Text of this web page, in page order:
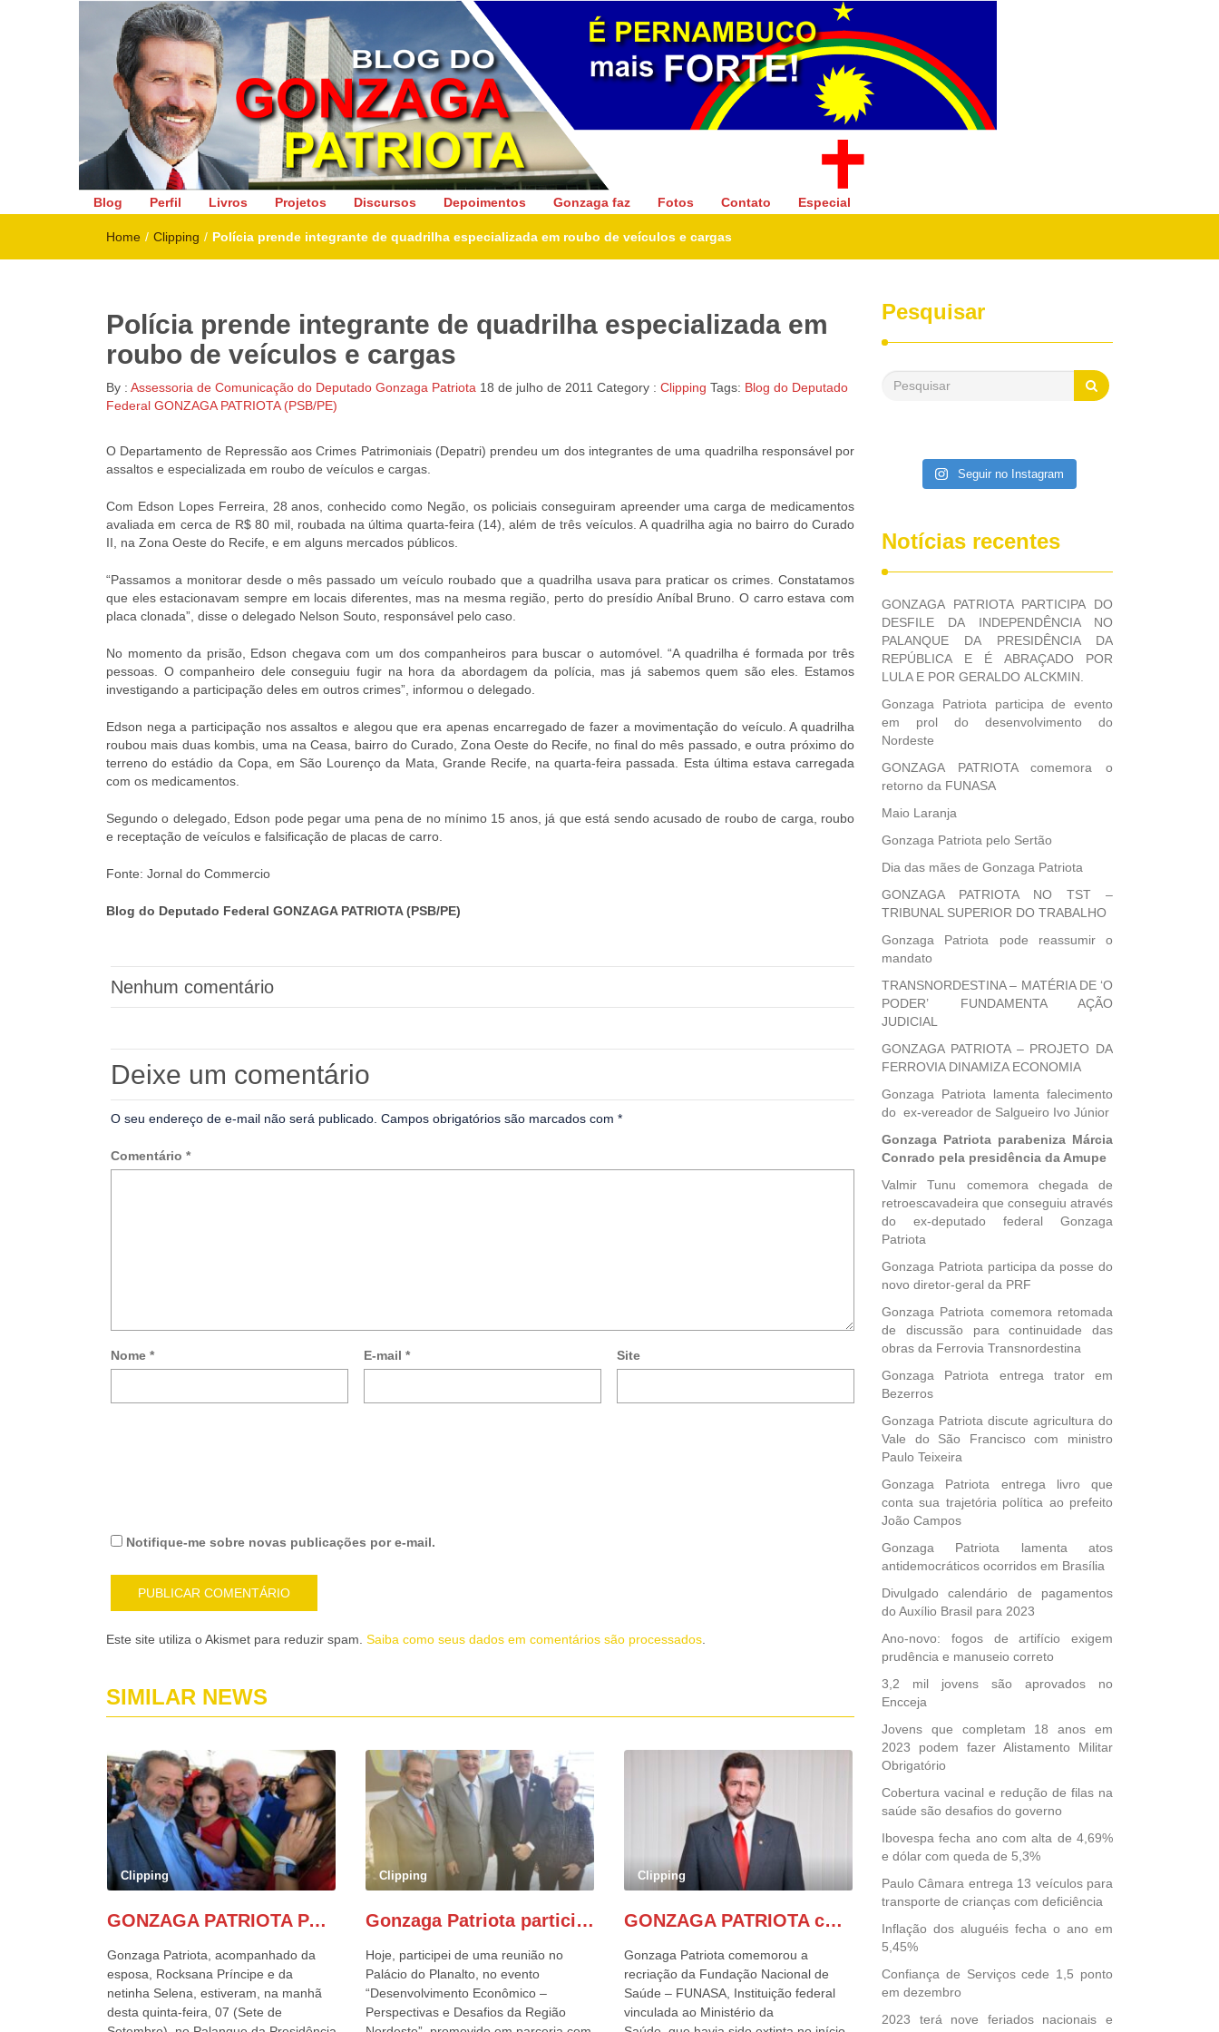
Gonzaga Patriota
Deputado Federal
Blog Perfil Livros Projetos Discursos Depoimentos Gonzaga faz Fotos Contato Especial
Home / Clipping / Polícia prende integrante de quadrilha especializada em roubo de veículos e cargas
Polícia prende integrante de quadrilha especializada em
roubo de veículos e cargas
By : Assessoria de Comunicação do Deputado Gonzaga Patriota 18 de julho de 2011 Category : Clipping Tags: Blog do Deputado
Federal GONZAGA PATRIOTA (PSB/PE)
O Departamento de Repressão aos Crimes Patrimoniais (Depatri) prendeu um dos integrantes de uma quadrilha responsável por
assaltos e especializada em roubo de veículos e cargas.
Com Edson Lopes Ferreira, 28 anos, conhecido como Negão, os policiais conseguiram apreender uma carga de medicamentos
avaliada em cerca de R$ 80 mil, roubada na última quarta-feira (14), além de três veículos. A quadrilha agia no bairro do Curado
II, na Zona Oeste do Recife, e em alguns mercados públicos.
“Passamos a monitorar desde o mês passado um veículo roubado que a quadrilha usava para praticar os crimes. Constatamos
que eles estacionavam sempre em locais diferentes, mas na mesma região, perto do presídio Aníbal Bruno. O carro estava com
placa clonada”, disse o delegado Nelson Souto, responsável pelo caso.
No momento da prisão, Edson chegava com um dos companheiros para buscar o automóvel. “A quadrilha é formada por três
pessoas. O companheiro dele conseguiu fugir na hora da abordagem da polícia, mas já sabemos quem são eles. Estamos
investigando a participação deles em outros crimes”, informou o delegado.
Edson nega a participação nos assaltos e alegou que era apenas encarregado de fazer a movimentação do veículo. A quadrilha
roubou mais duas kombis, uma na Ceasa, bairro do Curado, Zona Oeste do Recife, no final do mês passado, e outra próximo do
terreno do estádio da Copa, em São Lourenço da Mata, Grande Recife, na quarta-feira passada. Esta última estava carregada
com os medicamentos.
Segundo o delegado, Edson pode pegar uma pena de no mínimo 15 anos, já que está sendo acusado de roubo de carga, roubo
e receptação de veículos e falsificação de placas de carro.
Fonte: Jornal do Commercio
Blog do Deputado Federal GONZAGA PATRIOTA (PSB/PE)
Nenhum comentário
Deixe um comentário
O seu endereço de e-mail não será publicado. Campos obrigatórios são marcados com *
Comentário *
Nome * E-mail *
Site
Notifique-
novos
comentários
mail.
Notifique-me sobre novas publicações por e-mail.
Este site utiliza o Akismet para reduzir spam. Saiba como seus dados em comentários são processados
SIMILAR NEWS
Clipping
GONZAGA PATRIOTA PARTICIPA DO DESFILE DA INDEPENDÊNCIA NO PALANQUE DA PRESIDÊNCIA DA REPÚBLICA E É ABRAÇADO POR LULA E POR GERALDO ALCKMIN.
Gonzaga Patriota, acompanhado da
esposa, Rocksana Príncipe e da
netinha Selena, estiveram, na manhã
desta quinta-feira, 07 (Sete de
Clipping
Gonzaga Patriota participa de evento em prol do desenvolvimento do Nordeste
Hoje, participei de uma reunião no
Palácio do Planalto, no evento
“Desenvolvimento Econômico –
Perspectivas e Desafios da Região
Clipping
GONZAGA PATRIOTA comemora o retorno da FUNASA
Gonzaga Patriota comemorou a
recriação da Fundação Nacional de
Saúde – FUNASA, Instituição federal
vinculada ao Ministério da
Pesquisar
Seguir no Instagram
Notícias recentes
GONZAGA PATRIOTA PARTICIPA DO
DESFILE DA INDEPENDÊNCIA NO
PALANQUE DA PRESIDÊNCIA DA
REPÚBLICA E É ABRAÇADO POR
LULA E POR GERALDO ALCKMIN.
Gonzaga Patriota participa de evento
em prol do desenvolvimento do
Nordeste
GONZAGA PATRIOTA comemora o
retorno da FUNASA
Maio Laranja
Gonzaga Patriota pelo Sertão
Dia das mães de Gonzaga Patriota
GONZAGA PATRIOTA NO TST –
TRIBUNAL SUPERIOR DO TRABALHO
Gonzaga Patriota pode reassumir o
mandato
TRANSNORDESTINA – MATÉRIA DE ‘O
PODER’ FUNDAMENTA AÇÃO
JUDICIAL
GONZAGA PATRIOTA – PROJETO DA
FERROVIA DINAMIZA ECONOMIA
Gonzaga Patriota lamenta falecimento
do ex-vereador de Salgueiro Ivo Júnior
Gonzaga Patriota parabeniza Márcia
Conrado pela presidência da Amupe
Valmir Tunu comemora chegada de
retroescavadeira que conseguiu através
do ex-deputado federal Gonzaga
Patriota
Gonzaga Patriota participa da posse do
novo diretor-geral da PRF
Gonzaga Patriota comemora retomada
de discussão para continuidade das
obras da Ferrovia Transnordestina
Gonzaga Patriota entrega trator em
Bezerros
Gonzaga Patriota discute agricultura do
Vale do São Francisco com ministro
Paulo Teixeira
Gonzaga Patriota entrega livro que
conta sua trajetória política ao prefeito
João Campos
Gonzaga Patriota lamenta atos
antidemocráticos ocorridos em Brasília
Divulgado calendário de pagamentos
do Auxílio Brasil para 2023
Ano-novo: fogos de artifício exigem
prudência e manuseio correto
3,2 mil jovens são aprovados no
Encceja
Jovens que completam 18 anos em
2023 podem fazer Alistamento Militar
Obrigatório
Cobertura vacinal e redução de filas na
saúde são desafios do governo
Ibovespa fecha ano com alta de 4,69%
e dólar com queda de 5,3%
Paulo Câmara entrega 13 veículos para
transporte de crianças com deficiência
Inflação dos aluguéis fecha o ano em
5,45%
Confiança de Serviços cede 1,5 ponto
em dezembro
2023 terá nove feriados nacionais e